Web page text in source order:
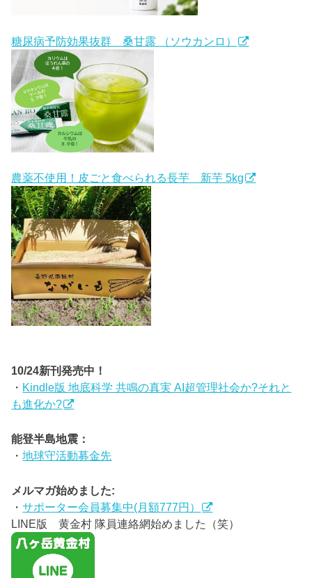
糖尿病予防効果抜群 桑甘露 （ソウカンロ）
農薬不使用！皮ごと食べられる長芋 新芋 5kg
10/24新刊発売中！
・ Kindle版 地底科学 共鳴の真実 AI超管理社会か?それと
も進化か?
能登半島地震：
・地球守活動募金先
メルマガ始めました:
・サポーター会員募集中(月額777円）
LINE版 黄金村 隊員連絡網始めました（笑）